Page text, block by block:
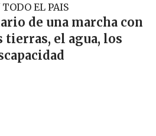
EL PAIS
de una marcha con
tierras, el agua, los